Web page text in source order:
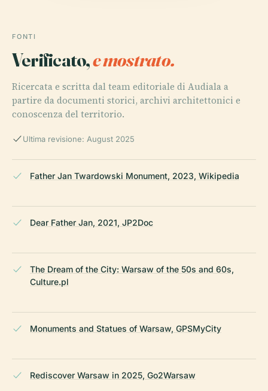
FONTI
Verificato,e mostrato.
Ricercata e scritta dal team editoriale di Audiala a
partire da documenti storici, archivi architettonici e
conoscenza del territorio.
Ultima revisione: August 2025
Father Jan Twardowski Monument, 2023, Wikipedia
Dear Father Jan, 2021, JP2Doc
The Dream of the City: Warsaw of the 50s and 60s,
Culture.pl
Monuments and Statues of Warsaw, GPSMyCity
Rediscover Warsaw in 2025, Go2Warsaw